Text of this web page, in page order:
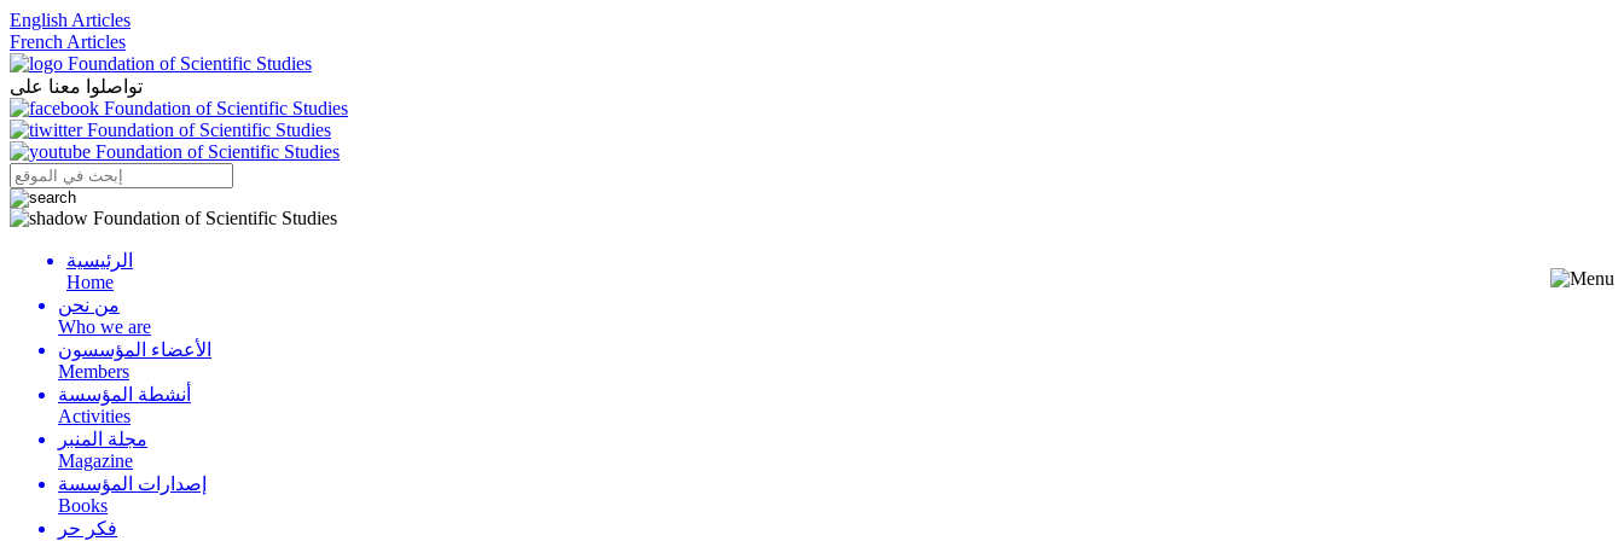
English Articles
French Articles
تواصلوا معنا على
Menu
الرئيسية
Home
من نحن
Who we are
الأعضاء المؤسسون
Members
أنشطة المؤسسة
Activities
مجلة المنبر
Magazine
إصدارات المؤسسة
Books
فكر حر